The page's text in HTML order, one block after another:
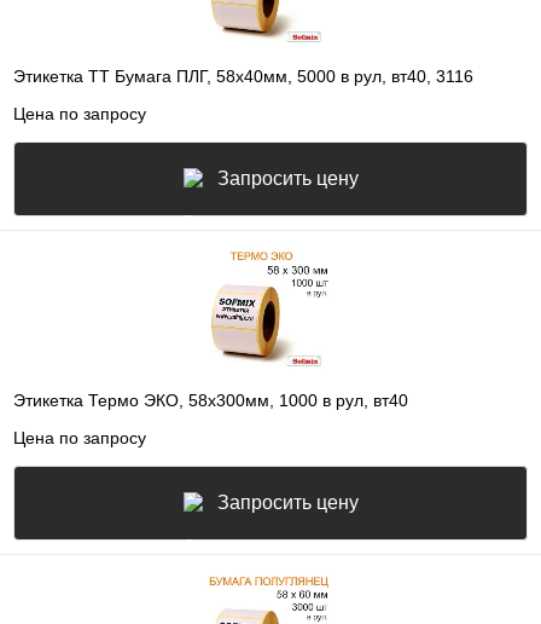
Этикетка ТТ Бумага ПЛГ, 58х40мм, 5000 в рул, вт40, 3116
Цена по запросу
Запросить цену
Этикетка Термо ЭКО, 58х300мм, 1000 в рул, вт40
Цена по запросу
Запросить цену